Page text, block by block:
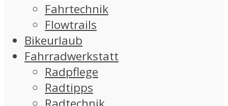
Fahrtechnik
Flowtrails
Bikeurlaub
Fahrradwerkstatt
Radpflege
Radtipps